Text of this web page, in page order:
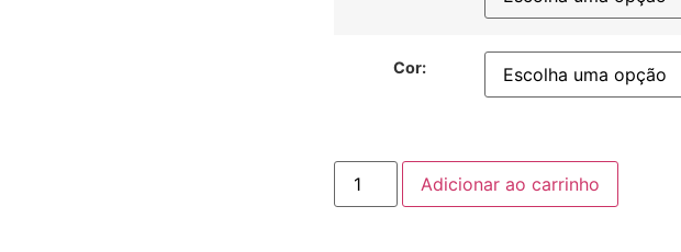
Cor:
Adicionar ao carrinho